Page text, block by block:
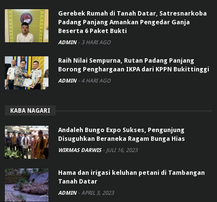
Gerebek Rumah di Tanah Datar, Satresnarkoba
Padang Panjang Amankan Pengedar Ganja
Beserta 6 Paket Bukti
ADMIN - 3 HARI AGO
Raih Nilai Sempurna, Rutan Padang Panjang
Borong Penghargaan IKPA dari KPPN Bukittinggi
ADMIN - 4 HARI AGO
KABA NAGARI
Andaleh Bungo Expo Sukses, Pengunjung
Disuguhkan Beraneka Ragam Bunga Hias
WIRMAS DARWIS - JULI 16, 2023
Hama dan irigasi keluhan petani di Tambangan
Tanah Datar
ADMIN - APRIL 3, 2023